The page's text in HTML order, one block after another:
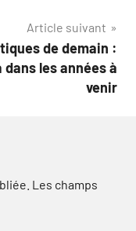
Article suivant
de demain :
dans les années à
venir
Les champs